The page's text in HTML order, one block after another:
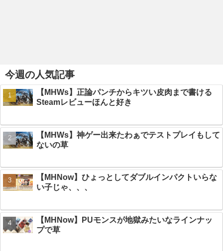
今週の人気記事
【MHWs】正論パンチからキツい皮肉まで書ける
Steamレビューほんと好き
【MHWs】神ゲー出来たわぁでテストプレイもして
ないの草
【MHNow】ひょっとしてダブルインパクトいらな
い子じゃ、、、
【MHNow】PUモンスが地獄みたいなラインナッ
プで草